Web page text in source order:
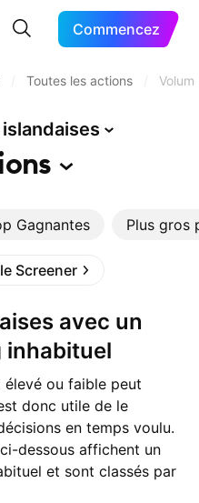
Commencez
Toutes les actions
islandaises
Gagnantes Plus gros
Screener
inhabituel
élevé ou faible peut
donc utile de le
en temps voulu.
dessous affichent un
et sont classés par